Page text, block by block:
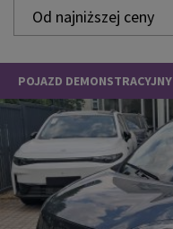
Od najniższej ceny
POJAZD DEMONSTRACYJNY